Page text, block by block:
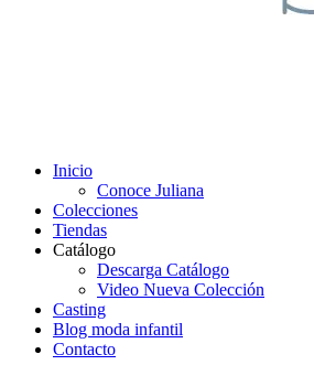
Inicio
Conoce Juliana
Colecciones
Tiendas
Catálogo
Descarga Catálogo
Video Nueva Colección
Casting
Blog moda infantil
Contacto